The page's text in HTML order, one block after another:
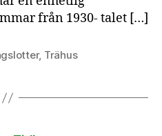
från 1930- talet […]
, Trähus